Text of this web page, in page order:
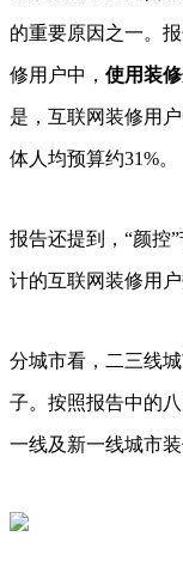
的重要原因之一。
修用户中， 使用装
是，互联网装修用
体人均预算约31%。
报告还提到，“颜控
计的互联网装修用户
分城市看，二三线
子。按照报告中的
一线及新一线城市